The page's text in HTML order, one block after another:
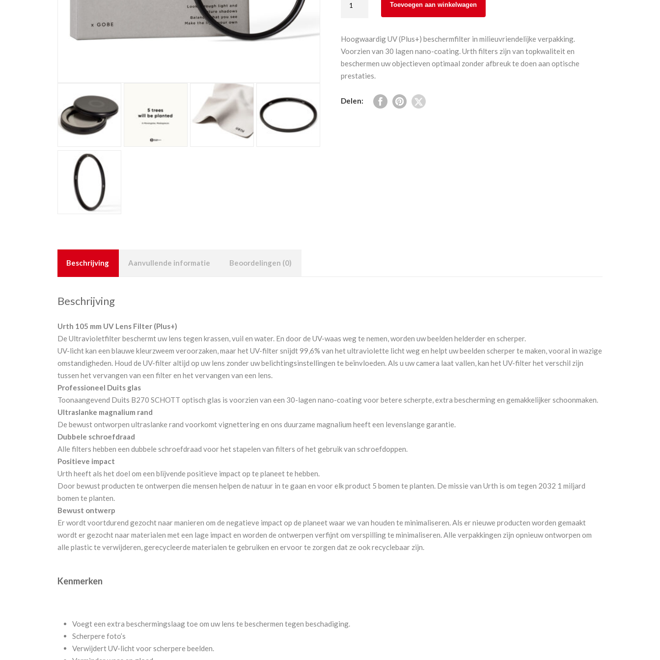
UV
105
mm
(Plus+)
aantal
Toevoegen aan winkelwagen
Hoogwaardig UV (Plus+) beschermfilter in milieuvriendelijke verpakking.
Voorzien van 30 lagen nano-coating. Urth filters zijn van topkwaliteit en
beschermen uw objectieven optimaal zonder afbreuk te doen aan optische
prestaties.
Delen:
Beschrijving Aanvullende informatie Beoordelingen (0)
Beschrijving
Urth 105 mm UV Lens Filter (Plus+)
De Ultravioletfilter beschermt uw lens tegen krassen, vuil en water. En door de UV-waas weg te nemen, worden uw beelden helderder en scherper.
UV-licht kan een blauwe kleurzweem veroorzaken, maar het UV-filter snijdt 99,6% van het ultraviolette licht weg en helpt uw beelden scherper te maken, vooral in wazige
omstandigheden. Houd de UV-filter altijd op uw lens zonder uw belichtingsinstellingen te beïnvloeden. Als u uw camera laat vallen, kan het UV-filter het verschil zijn
tussen het vervangen van een filter en het vervangen van een lens.
Professioneel Duits glas
Toonaangevend Duits B270 SCHOTT optisch glas is voorzien van een 30-lagen nano-coating voor betere scherpte, extra bescherming en gemakkelijker schoonmaken.
Ultraslanke magnalium rand
De bewust ontworpen ultraslanke rand voorkomt vignettering en ons duurzame magnalium heeft een levenslange garantie.
Dubbele schroefdraad
Alle filters hebben een dubbele schroefdraad voor het stapelen van filters of het gebruik van schroefdoppen.
Positieve impact
Urth heeft als het doel om een blijvende positieve impact op te planeet te hebben.
Door bewust producten te ontwerpen die mensen helpen de natuur in te gaan en voor elk product 5 bomen te planten. De missie van Urth is om tegen 2032 1 miljard
bomen te planten.
Bewust ontwerp
Er wordt voortdurend gezocht naar manieren om de negatieve impact op de planeet waar we van houden te minimaliseren. Als er nieuwe producten worden gemaakt
wordt er gezocht naar materialen met een lage impact en worden de ontwerpen verfijnt om verspilling te minimaliseren. Alle verpakkingen zijn opnieuw ontworpen om
alle plastic te verwijderen, gerecycleerde materialen te gebruiken en ervoor te zorgen dat ze ook recyclebaar zijn.
Kenmerken
Voegt een extra beschermingslaag toe om uw lens te beschermen tegen beschadiging.
Scherpere foto’s
Verwijdert UV-licht voor scherpere beelden.